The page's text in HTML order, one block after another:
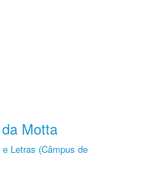
Motta
Letras (Câmpus de